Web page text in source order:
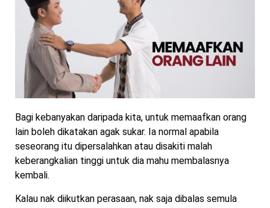
Bagi kebanyakan daripada kita, untuk memaafkan orang
lain boleh dikatakan agak sukar. Ia normal apabila
seseorang itu dipersalahkan atau disakiti malah
keberangkalian tinggi untuk dia mahu membalasnya
kembali.
Kalau nak diikutkan perasaan, nak saja dibalas semula